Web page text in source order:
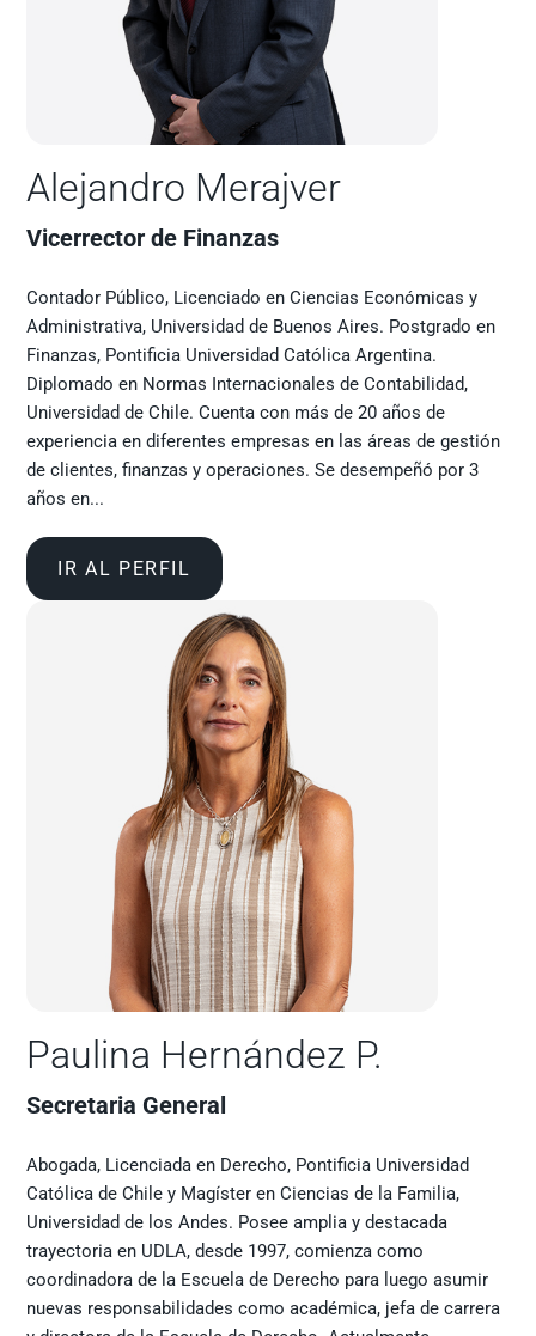
Alejandro Merajver
Vicerrector de Finanzas
Contador Público, Licenciado en Ciencias Económicas y
Administrativa, Universidad de Buenos Aires. Postgrado en
Finanzas, Pontificia Universidad Católica Argentina.
Diplomado en Normas Internacionales de Contabilidad,
Universidad de Chile. Cuenta con más de 20 años de
experiencia en diferentes empresas en las áreas de gestión
de clientes, finanzas y operaciones. Se desempeñó por 3
años en...
IR AL PERFIL
Paulina Hernández P.
Secretaria General
Abogada, Licenciada en Derecho, Pontificia Universidad
Católica de Chile y Magíster en Ciencias de la Familia,
Universidad de los Andes. Posee amplia y destacada
trayectoria en UDLA, desde 1997, comienza como
coordinadora de la Escuela de Derecho para luego asumir
nuevas responsabilidades como académica, jefa de carrera